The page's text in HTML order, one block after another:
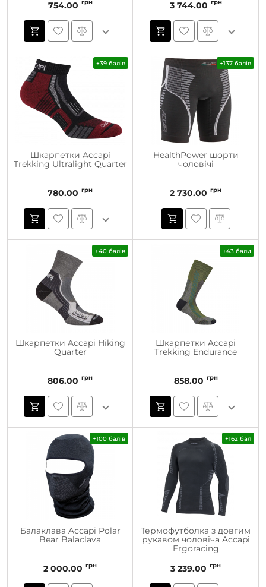
754.00 грн 3 744.00 грн
+39 балів
Шкарпетки Accapi
Trekking Ultralight Quarter
780.00 грн
+137 балів
HealthPower шорти
чоловічі
2 730.00 грн
+40 балів
Шкарпетки Accapi Hiking
Quarter
806.00 грн
+43 бали
Шкарпетки Accapi
Trekking Endurance
858.00 грн
+100 балів
Балаклава Accapi Polar
Bear Balaclava
2 000.00 грн
+162 бал
Термофутболка з довгим
рукавом чоловіча Accapi
Ergoracing
3 239.00 грн